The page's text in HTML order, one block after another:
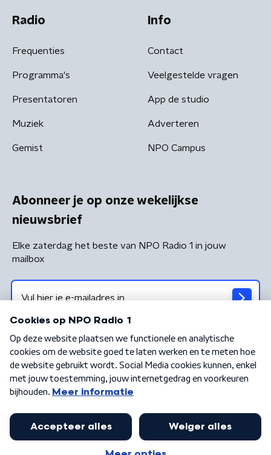
Radio
Frequenties
Programma's
Presentatoren
Muziek
Gemist
Info
Contact
Veelgestelde vragen
App de studio
Adverteren
NPO Campus
Abonneer je op onze wekelijkse
nieuwsbrief
Elke zaterdag het beste van NPO Radio 1 in jouw
mailbox
Algemene voorwaarden